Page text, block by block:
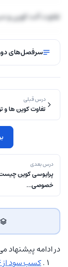
تفاوت آلت کوین و
سرفصل‌های
درس قبلی
تفاوت کوین ها
درس بعدی
پرایوسی کوین
خصوصی…
در ادامه پیشنهاد
کسب سود از 6 آلت کوین برتر آلت سیزن 2025